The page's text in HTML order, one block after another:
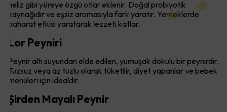
heliz gibi yöreye özgü otlar eklenir. Doğal probiyotik
kaynağıdır ve eşsiz aromasıyla fark yaratır. Yemeklerde
baharat etkisi yaratarak lezzeti katlar.
Lor Peyniri
Peynir altı suyundan elde edilen, yumuşak dokulu bir peynirdir.
Tuzsuz veya az tuzlu olarak tüketilir, diyet yapanlar ve bebek
menüleri için idealdir.
Şirden Mayalı Peynir